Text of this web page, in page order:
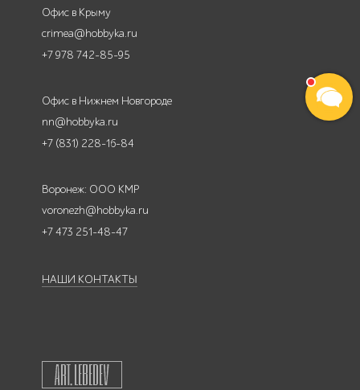
Офис в Крыму
crimea@hobbyka.ru
+7 978 742-85-95
Офис в Нижнем Новгороде
nn@hobbyka.ru
+7 (831) 228-16-84
Воронеж: ООО КМР
voronezh@hobbyka.ru
+7 473 251-48-47
НАШИ КОНТАКТЫ